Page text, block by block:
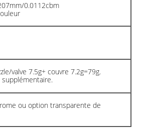
0.0112cbm
valve 7.5g+ couvre 7.2g=79g.
supplémentaire.
ou option transparente de